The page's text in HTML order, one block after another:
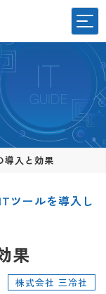
導入と効果
ツールを導入し
果
株式会社 三冷社